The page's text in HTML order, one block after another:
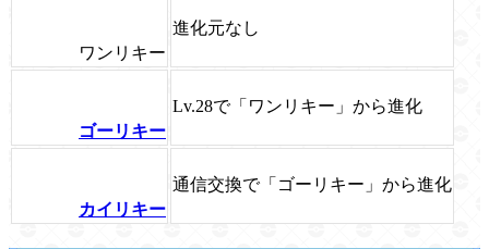
ワンリキー
進化元なし
ゴーリキー
Lv.28で「ワンリキー」から進化
カイリキー
通信交換で「ゴーリキー」から進化